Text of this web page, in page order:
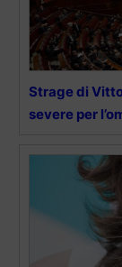
Strage di
severe per